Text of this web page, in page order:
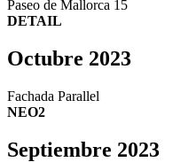
Paseo de Mallorca 15
DETAIL
Octubre 2023
Fachada Parallel
NEO2
Septiembre 2023